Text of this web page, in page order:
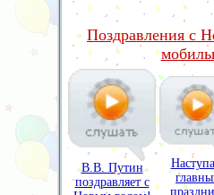
Поздравления с
В.В. Путин
поздравляет с